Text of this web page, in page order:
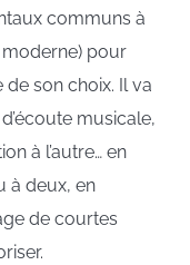
communs à
pour
de son choix. Il va
musicale,
à l’autre… en
à deux, en
de courtes